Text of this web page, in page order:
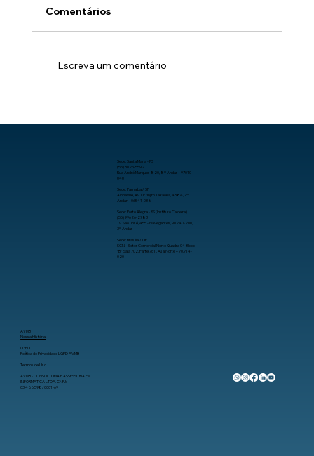
Comentários
Escreva um comentário
Sede: Santa Maria - RS
(55) 3025-5592
Rua André Marques 820, 8º Andar – 97010-
040
Sede: Parnaíba / SP
Alphaville, Av. Dr. Yojiro Takaoka, 4384, 7º
Andar – 06541-038
Sede: Porto Alegre - RS (Instituto Caldeira)
(55) 99626-2783
Tv. São José, 455 - Navegantes, 90240-200,
3º Andar
Sede: Brasília / DF
SCN – Setor Comercial Norte Quadra 04 Bloco
“B” Sala 702, Parte 761 , Asa Norte – 70.714-
020
AVMB
Nossa História
LGPD
Política de Privacidade LGPD AVMB
Termos de Uso
AVMB - CONSULTORIA E ASSESSORIA EM
INFORMATICA LTDA. CNPJ:
03.486.598/0001-69